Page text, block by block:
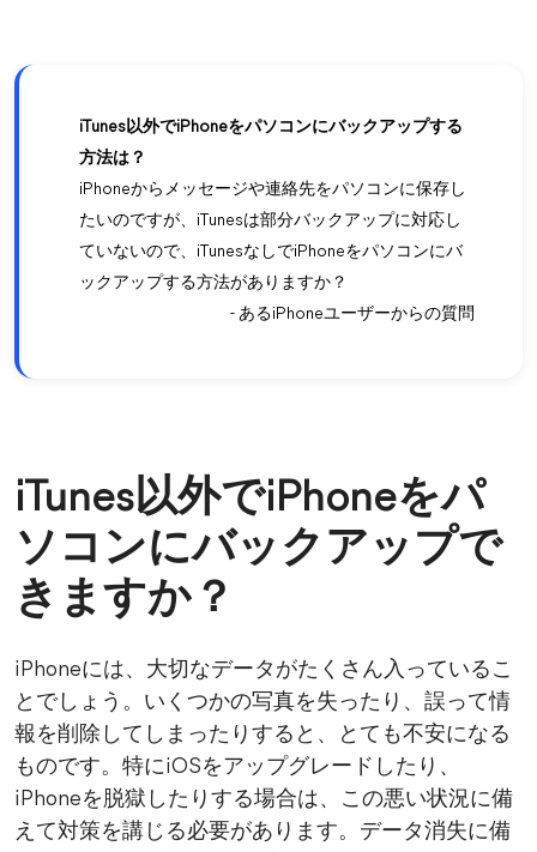
iTunes以外でiPhoneをパソコンにバックアップする
方法は？
iPhoneからメッセージや連絡先をパソコンに保存し
たいのですが、iTunesは部分バックアップに対応し
ていないので、iTunesなしでiPhoneをパソコンにバ
ックアップする方法がありますか？
- あるiPhoneユーザーからの質問
iTunes以外でiPhoneをパ
ソコンにバックアップで
きますか？
iPhoneには、大切なデータがたくさん入っているこ
とでしょう。いくつかの写真を失ったり、誤って情
報を削除してしまったりすると、とても不安になる
ものです。特にiOSをアップグレードしたり、
iPhoneを脱獄したりする場合は、この悪い状況に備
えて対策を講じる必要があります。データ消失に備